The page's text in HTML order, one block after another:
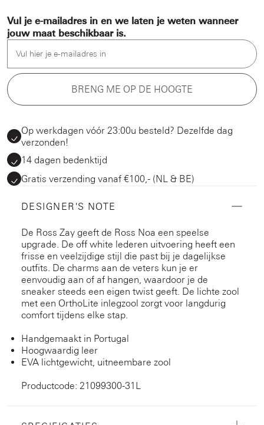
Vul je e-mailadres in en we laten je weten wanneer
jouw maat beschikbaar is.
BRENG ME OP DE HOOGTE
Op werkdagen vóór 23:00u besteld? Dezelfde dag
verzonden!
14 dagen bedenktijd
Gratis verzending vanaf €100,- (NL & BE)
DESIGNER'S NOTE
De Ross Zay geeft de Ross Noa een speelse
upgrade. De off white lederen uitvoering heeft een
frisse en veelzijdige stijl die past bij je dagelijkse
outfits. De charms aan de veters kun je er
eenvoudig aan of af hangen, waardoor je de
sneaker steeds een eigen twist geeft. De lichte zool
met een OrthoLite inlegzool zorgt voor langdurig
comfort tijdens elke stap.
Handgemaakt in Portugal
Hoogwaardig leer
EVA lichtgewicht, uitneembare zool
Productcode: 21099300-31L